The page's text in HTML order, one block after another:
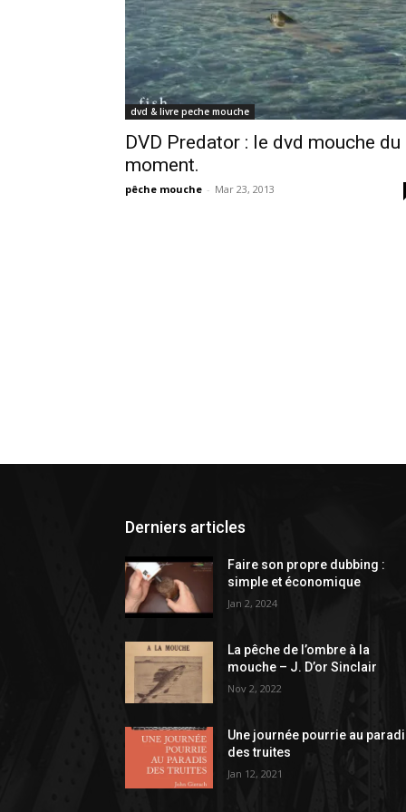
dvd & livre peche mouche
DVD Predator : le dvd mouche du
moment.
pêche mouche - Mar 23, 2013
Derniers articles
Faire son propre dubbing :
simple et économique
Jan 2, 2024
La pêche de l’ombre à la
mouche – J. D’or Sinclair
Nov 2, 2022
Une journée pourrie au
des truites
Jan 12, 2021